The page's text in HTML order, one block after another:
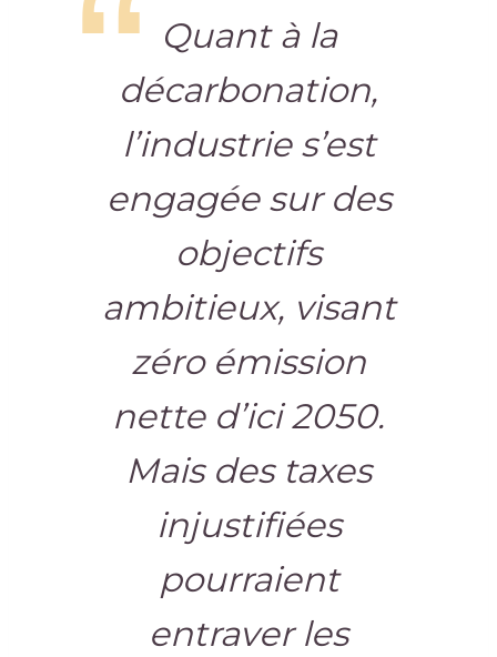
Quant à la
décarbonation,
l’industrie s’est
engagée sur des
objectifs
ambitieux, visant
zéro émission
nette d’ici 2050.
Mais des taxes
injustifiées
pourraient
entraver les